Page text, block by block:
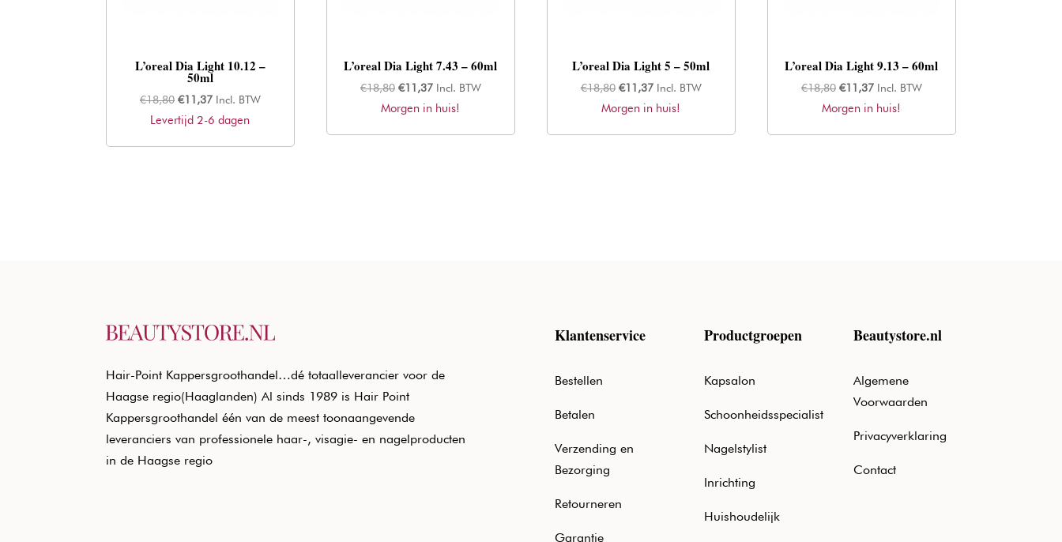
L’oreal Dia Light 10.12 –
50ml
€18,80 Oorspronkelijke
prijs
€11,37Huidige
prijs
Incl. BTW
Levertijd 2-6 dagen
L’oreal Dia Light 7.43 – 60ml
€18,80 Oorspronkelijke
prijs
€11,37Huidige
prijs
Incl. BTW
Morgen in huis!
L’oreal Dia Light 5 – 50ml
€18,80 Oorspronkelijke
prijs
€11,37Huidige
prijs
Incl. BTW
Morgen in huis!
L’oreal Dia Light 9.13 – 60ml
€18,80 Oorspronkelijke
prijs
€11,37Huidige
prijs
Incl. BTW
Morgen in huis!
Hair-Point Kappersgroothandel…dé totaalleverancier voor de
Haagse regio(Haaglanden) Al sinds 1989 is Hair Point
Kappersgroothandel één van de meest toonaangevende
leveranciers van professionele haar-, visagie- en nagelproducten
in de Haagse regio
Klantenservice
Bestellen
Betalen
Verzending en
Bezorging
Retourneren
Garantie
Productgroepen
Kapsalon
Schoonheidsspecialist
Nagelstylist
Inrichting
Huishoudelijk
Beautystore.nl
Algemene
Voorwaarden
Privacyverklaring
Contact